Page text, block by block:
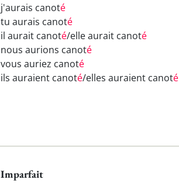
j'aurais canoté
tu aurais canoté
il aurait canoté/elle aurait canoté
nous aurions canoté
vous auriez canoté
ils auraient canoté/elles auraient canoté
Imparfait